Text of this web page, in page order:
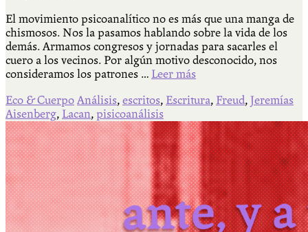
El movimiento psicoanalítico no es más que una manga de
chismosos. Nos la pasamos hablando sobre la vida de los
demás. Armamos congresos y jornadas para sacarles el
cuero a los vecinos. Por algún motivo desconocido, nos
consideramos los patrones … Leer más
Eco & Cuerpo Análisis, escritos, Escritura, Freud, Jeremías
Aisenberg, Lacan, pisicoanálisis